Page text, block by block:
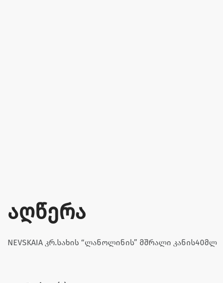
აღწერა
NEVSKAIA კრ.სახის “ლანოლინის” მშრალი კანის40მლ